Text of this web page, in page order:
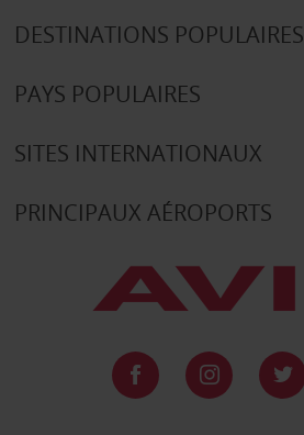
DESTINATIONS POPULAIRES
PAYS POPULAIRES
SITES INTERNATIONAUX
PRINCIPAUX AÉROPORTS